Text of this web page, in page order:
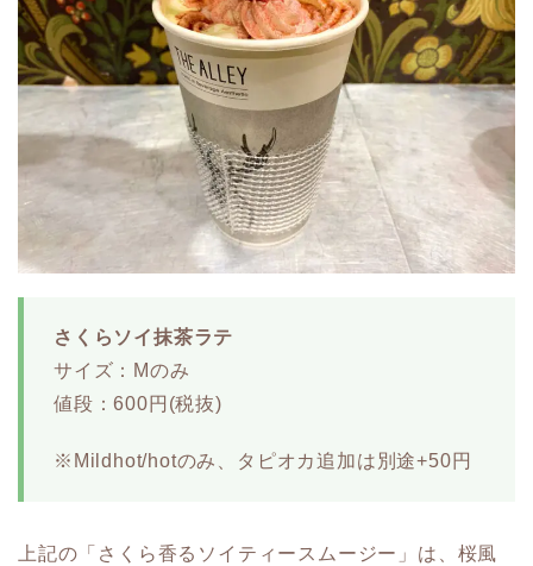
さくらソイ抹茶ラテ
サイズ：Mのみ
値段：600円(税抜)
※Mildhot/hotのみ、タピオカ追加は別途+50円
上記の「さくら香るソイティースムージー」は、桜風